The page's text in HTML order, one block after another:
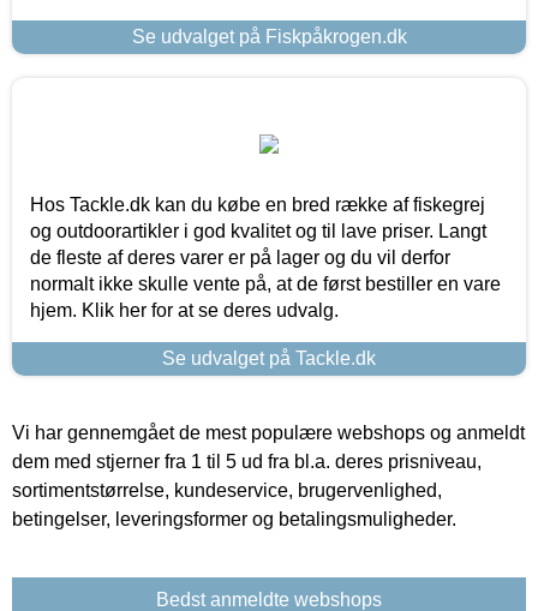
Se udvalget på Fiskpåkrogen.dk
Hos Tackle.dk kan du købe en bred række af fiskegrej
og outdoorartikler i god kvalitet og til lave priser. Langt
de fleste af deres varer er på lager og du vil derfor
normalt ikke skulle vente på, at de først bestiller en vare
hjem. Klik her for at se deres udvalg.
Se udvalget på Tackle.dk
Vi har gennemgået de mest populære webshops og anmeldt
dem med stjerner fra 1 til 5 ud fra bl.a. deres prisniveau,
sortimentstørrelse, kundeservice, brugervenlighed,
betingelser, leveringsformer og betalingsmuligheder.
Bedst anmeldte webshops